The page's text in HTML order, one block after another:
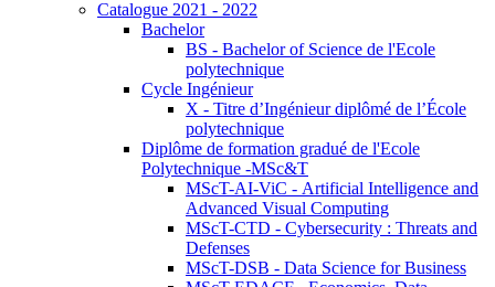
Catalogue 2021 - 2022
Bachelor
BS - Bachelor of Science de l'Ecole
polytechnique
Cycle Ingénieur
X - Titre d’Ingénieur diplômé de l’École
polytechnique
Diplôme de formation gradué de l'Ecole
Polytechnique -MSc&T
MScT-AI-ViC - Artificial Intelligence and
Advanced Visual Computing
MScT-CTD - Cybersecurity : Threats and
Defenses
MScT-DSB - Data Science for Business